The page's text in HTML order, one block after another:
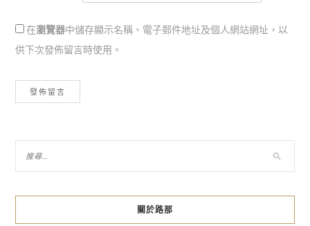
在瀏覽器中儲存顯示名稱、電子郵件地址及個人網站網址，以
供下次發佈留言時使用。
關於路那